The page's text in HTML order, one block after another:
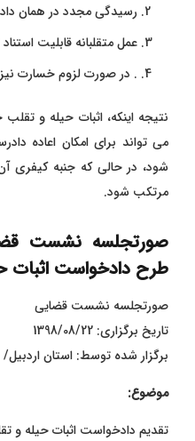
رسیدگی مجدد در همان
عمل متقلبانه قابلیت استناد
. در صورت لزوم خسارت‌
نتیجه اینکه، اثبات حیله و
می تواند برای امکان اعاده
شود، در حالی که جنبه
مرتکب شود.
صورتجلسه نشست
طرح دادخواست اثبات
صورتجلسه نشست قضایی
تاریخ برگزاری: 1398/08/22
برگزار شده توسط: استان
موضوع:
تقدیم دادخواست اثبات حیله و